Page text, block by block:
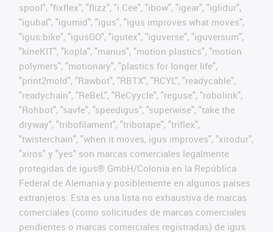
spool", "fixflex", "flizz", "i.Cee", "ibow", "igear", "iglidur",
"igubal", "igumid", "igus", "igus improves what moves",
"igus:bike", "igusGO", "igutex", "iguverse", "iguversum",
"kineKIT", "kopla", "manus", "motion plastics", "motion
polymers", "motionary", "plastics for longer life",
"print2mold", "Rawbot", "RBTX", "RCYL", "readycable",
"readychain", "ReBeL", "ReCyycle", "reguse", "robolink",
"Rohbot", "savfe", "speedigus", "superwise", "take the
dryway", "tribofilament", "tribotape", "triflex",
"twisterchain", "when it moves, igus improves", "xirodur",
"xiros" y "yes" son marcas comerciales legalmente
protegidas de igus® GmbH/Colonia en la República
Federal de Alemania y posiblemente en algunos países
extranjeros. Esta es una lista no exhaustiva de marcas
comerciales (como solicitudes de marcas comerciales
pendientes o marcas comerciales registradas) de igus